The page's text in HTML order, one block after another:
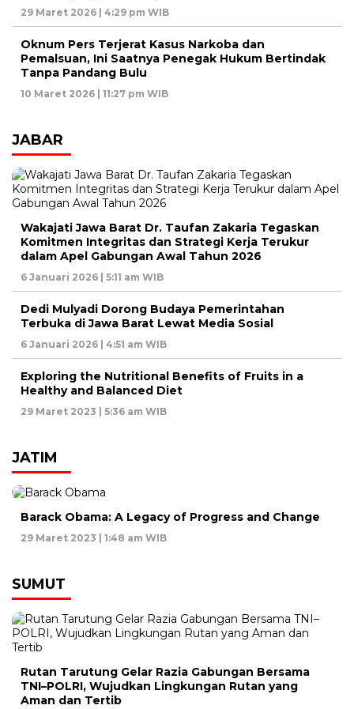
29 Maret 2026 | 4:29 pm WIB
Oknum Pers Terjerat Kasus Narkoba dan
Pemalsuan, Ini Saatnya Penegak Hukum Bertindak
Tanpa Pandang Bulu
10 Maret 2026 | 11:27 pm WIB
JABAR
Wakajati Jawa Barat Dr. Taufan Zakaria Tegaskan
Komitmen Integritas dan Strategi Kerja Terukur
dalam Apel Gabungan Awal Tahun 2026
6 Januari 2026 | 5:11 am WIB
Dedi Mulyadi Dorong Budaya Pemerintahan
Terbuka di Jawa Barat Lewat Media Sosial
6 Januari 2026 | 4:51 am WIB
Exploring the Nutritional Benefits of Fruits in a
Healthy and Balanced Diet
29 Maret 2023 | 5:36 am WIB
JATIM
Barack Obama: A Legacy of Progress and Change
29 Maret 2023 | 1:48 am WIB
SUMUT
Rutan Tarutung Gelar Razia Gabungan Bersama
TNI–POLRI, Wujudkan Lingkungan Rutan yang
Aman dan Tertib